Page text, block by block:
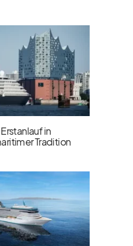
in
Tradition